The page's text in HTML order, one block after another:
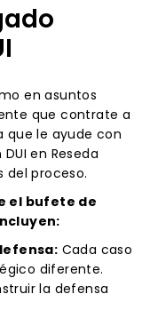
en asuntos
que contrate a
que le ayude con
en Reseda
del proceso.
el bufete de
Cada caso
diferente.
la defensa